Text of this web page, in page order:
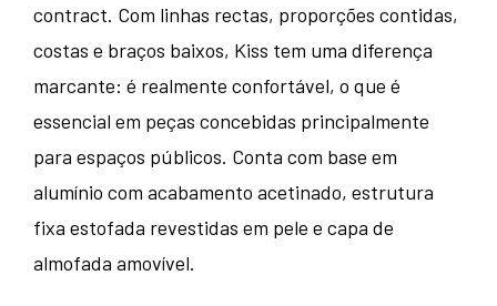
contract. Com linhas rectas, proporções contidas,
costas e braços baixos, Kiss tem uma diferença
marcante: é realmente confortável, o que é
essencial em peças concebidas principalmente
para espaços públicos. Conta com base em
alumínio com acabamento acetinado, estrutura
fixa estofada revestidas em pele e capa de
almofada amovível.